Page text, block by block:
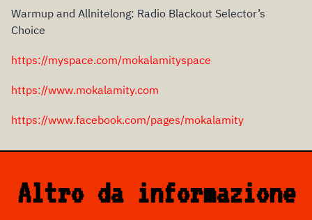
Warmup and Allnitelong: Radio Blackout Selector’s
Choice
https://myspace.com/mokalamityspace
https://www.mokalamity.com
https://www.facebook.com/pages/mokalamity
Altro da informazione